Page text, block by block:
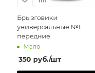
Брызговики
универсальные №1
передние
Мало
350 руб./шт